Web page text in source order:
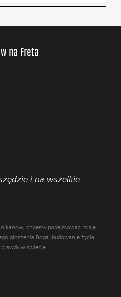
na Freta
i na wszelkie
chcemy podejmować misję
głoszenia Boga, budowanie życia
w świecie.